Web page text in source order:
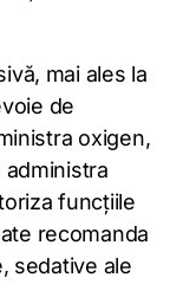
mai ales la
de
oxigen,
funcțiile
recomanda
sedative ale